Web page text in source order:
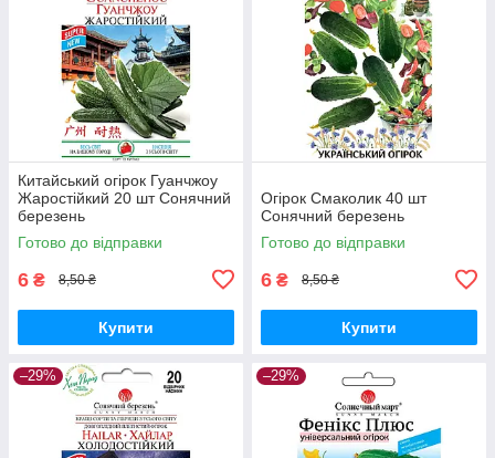
Китайський огірок Гуанчжоу
Жаростійкий 20 шт Сонячний
березень
Готово до відправки
6 ₴ 8,50 ₴
Купити
Огірок Смаколик 40 шт
Сонячний березень
Готово до відправки
6 ₴ 8,50 ₴
Купити
–29% –29%